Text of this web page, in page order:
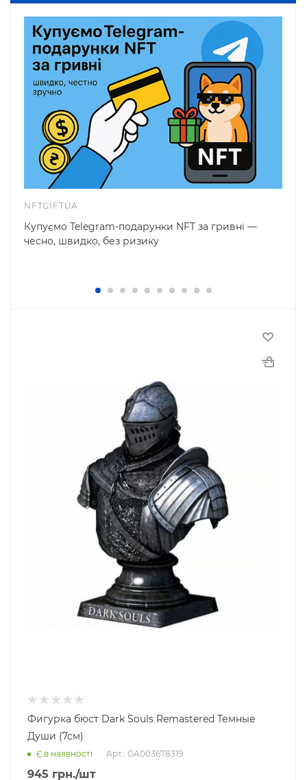
NFTGIFTUA
Купуємо Telegram-подарунки NFT за гривні —
чесно, швидко, без ризику
Фигурка бюст Dark Souls Remastered Темные
Души (7см)
Є в наявності Арт.: GA003678319
945 грн./шт